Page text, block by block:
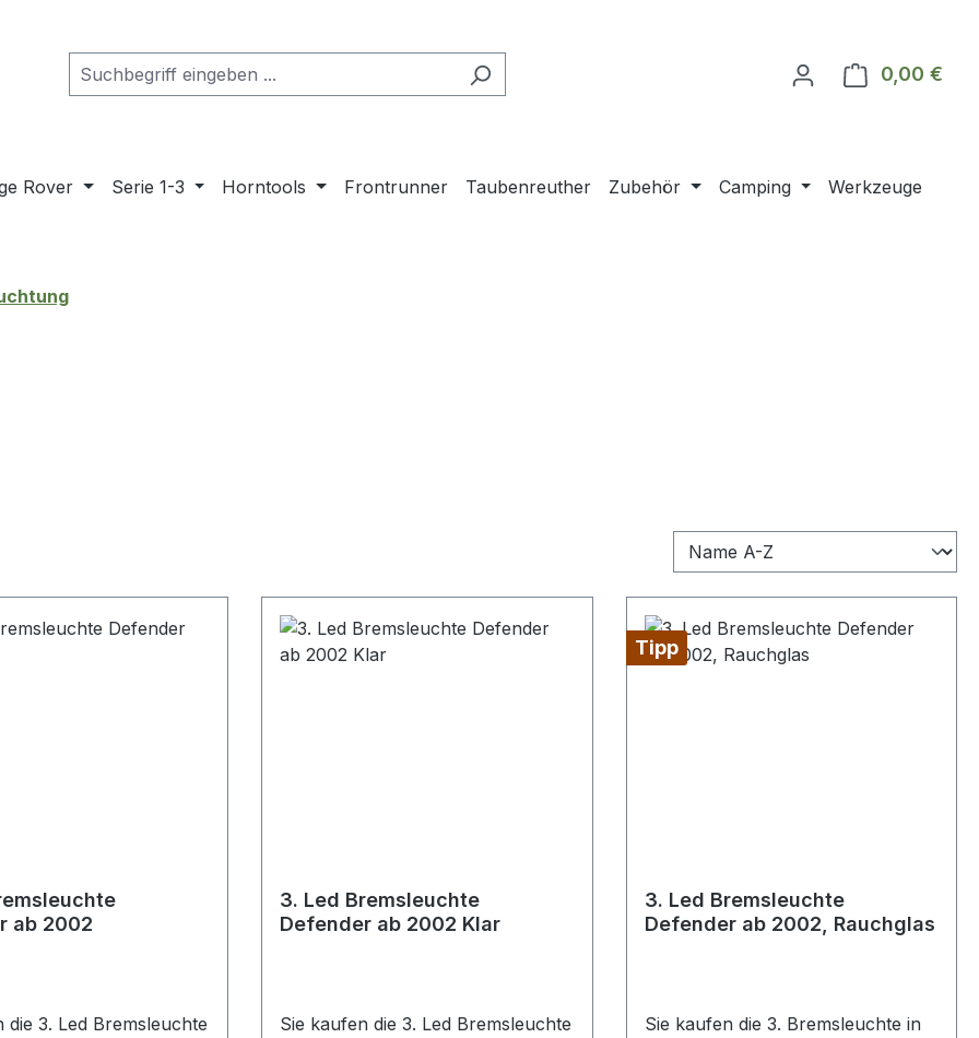
0,00 €
Rover Serie 1-3 Horntools Frontrunner Taubenreuther Zubehör Camping
Werkzeuge
ab 2002
die 3. Led Bremsleuchte
3. Led Bremsleuchte
Defender ab 2002 Klar
Sie kaufen die 3. Led Bremsleuchte
Tipp
3. Led Bremsleuchte
Defender ab 2002, Rauchglas
Sie kaufen die 3. Bremsleuchte in